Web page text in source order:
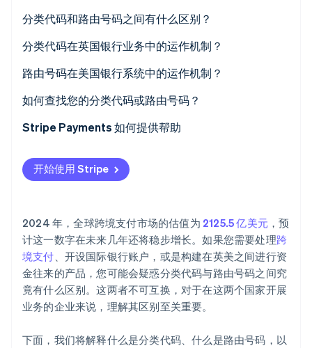
Stripe Sessions 2026
了解 Stripe 如何为 AI 构建经济基础设施。
立即观看
分类代码和路由号码之间有什么区别？
分类代码在英国银行业务中的运作机制？
路由号码在美国银行系统中的运作机制？
ACH 转账
电汇
如何查找您的分类代码或路由号码？
Stripe Payments 如何提供帮助
开始使用 Stripe
2024 年，全球跨境支付市场的估值为 2125.5 亿美元 ，预
计这一数字在未来几年还将稳步增长。如果您需要处理跨
境支付、开设国际银行账户，或是构建在英美之间进行资
金往来的产品，您可能会疑惑分类代码与路由号码之间究
竟有什么区别。这两者不可互换，对于在这两个国家开展
业务的企业来说，理解其区别至关重要。
下面，我们将解释什么是分类代码、什么是路由号码，以